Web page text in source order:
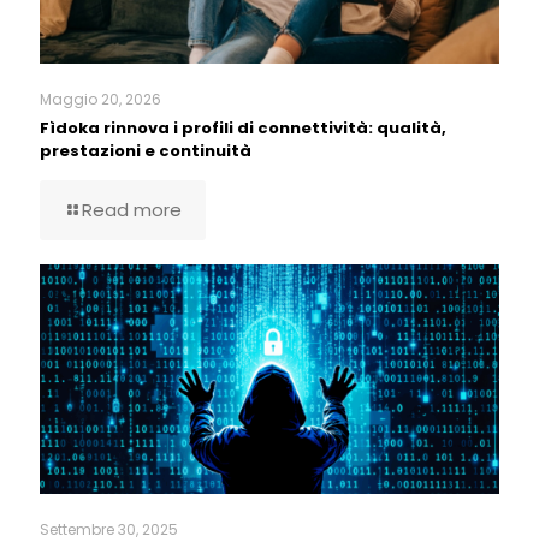
Maggio 20, 2026
Fìdoka rinnova i profili di connettività: qualità,
prestazioni e continuità
Read more
Settembre 30, 2025